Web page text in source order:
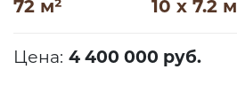
72 м² 10 x 7.2 м
Цена: 4 400 000 руб.